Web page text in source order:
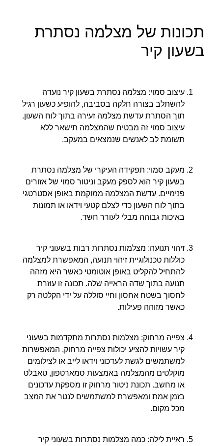
תכונות של מצלמה נסתרת
בשעון קיר
עיצוב סמוי: מצלמה נסתרת בשעון קיר נועדה
להשתלב בצורה חלקה בסביבה, להופיע כשעון רגיל
תוך הסתרת עדשת מצלמה זעירה בתוך לוח השעון.
עיצוב סמוי זה מבטיח שהמצלמה תישאר ללא
תשומת לב לאנשים שנמצאים במעקב.
מעקב סמוי: תפקידה העיקרי של מצלמה נסתרת
בשעון קיר הוא לספק מעקב וניטור סמוי של אזורים
פנימיים. עדשת המצלמה ממוקמת באופן אסטרטגי
בתוך לוח השעון כדי לצלם קטעי וידאו או תמונות
באיכות גבוהה מבלי לעורר חשד.
זיהוי תנועה: מצלמות נסתרות רבות בשעוני קיר
כוללות טכנולוגיית זיהוי תנועה, המאפשרת למצלמה
להתחיל להקליט באופן אוטומטי כאשר היא מזהה
תנועה בתוך שדה הראייה שלה. תכונה זו עוזרת
לחסוך בשטח אחסון וחיי סוללה על ידי הקלטה רק
כאשר מזוהה פעילות.
צפייה מרחוק: מצלמות נסתרות מתקדמות בשעוני
קיר עשויות להציע יכולות צפייה מרחוק, המאפשרות
למשתמשים לגשת לעדכוני וידאו לייב או לצילומים
מוקלטים מהמצלמה באמצעות סמארטפון, טאבלט
או מחשב. תכונת ניטור מרחוק זו מספקת עדכונים
בזמן אמת ומאפשרת למשתמשים לנטר את המצב
מכל מקום.
ראיית לילה: כמה מצלמות נסתרות בשעוני קיר